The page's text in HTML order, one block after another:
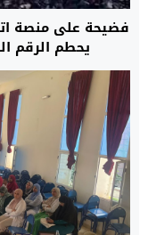
فضيحة على منصة
يحطم الرقم القياسي